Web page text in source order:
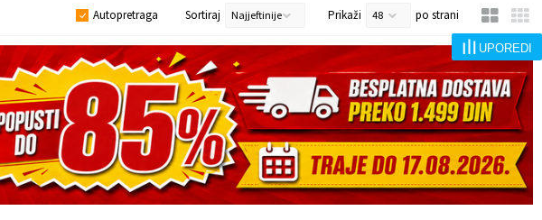
UPOREDI
Autopretraga Sortiraj Prikaži po strani